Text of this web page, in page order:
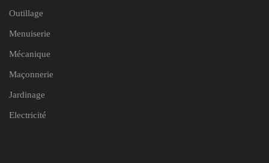
Outillage
Menuiserie
Mécanique
Maçonnerie
Jardinage
Electricité